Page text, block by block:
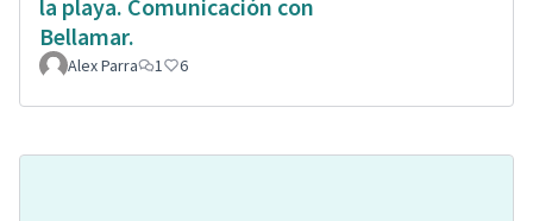
la playa. Comunicación con
Bellamar.
Alex Parra 1 6